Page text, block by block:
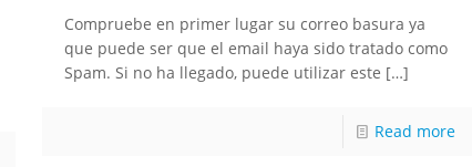
Compruebe en primer lugar su correo basura ya
que puede ser que el email haya sido tratado como
Spam. Si no ha llegado, puede utilizar este […]
Read more